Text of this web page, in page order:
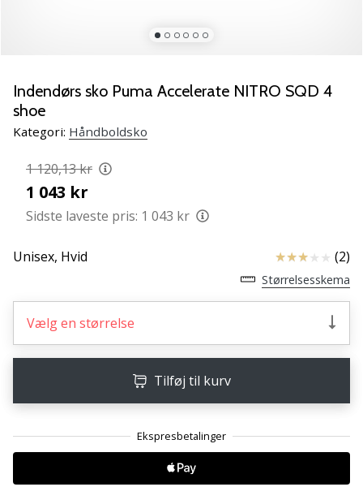
de
nye
PUMA
Accelerate
SQD
håndboldsko
Oplev
tekniske
opdateringer
find
om
Indendørs sko Puma Accelerate NITRO SQD 4
shoe
Kategori: Håndboldsko
1 120,13 kr
1 043 kr
Sidste laveste pris: 1 043 kr
Unisex, Hvid Anmeldelser
(2)
Størrelsesskema
Vælg en størrelse
Tilføj til kurv